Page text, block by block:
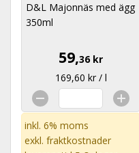
D&L Majonnäs med ägg
350ml
59,36 kr
169,60 kr / l
inkl. 6% moms
exkl. fraktkostnader